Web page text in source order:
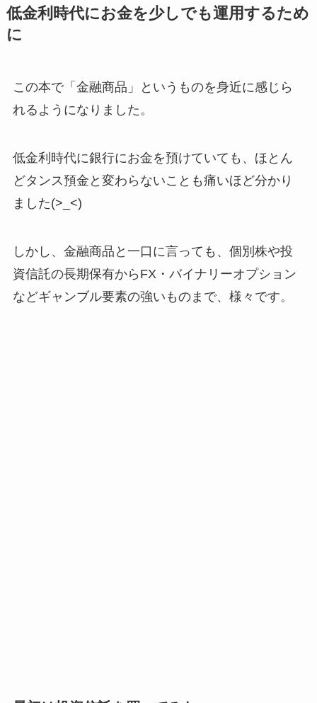
低金利時代にお金を少しでも運用するため
に
この本で「金融商品」というものを身近に感じら
れるようになりました。
低金利時代に銀行にお金を預けていても、ほとん
どタンス預金と変わらないことも痛いほど分かり
ました(>_<)
しかし、金融商品と一口に言っても、個別株や投
資信託の長期保有からFX・バイナリーオプション
などギャンブル要素の強いものまで、様々です。